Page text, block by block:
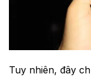
Tuy nhiên, đây